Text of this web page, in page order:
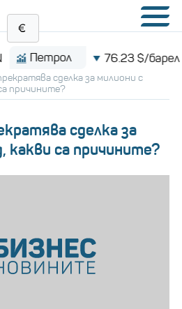
76.23 $/барел
сделка за милиони с
причините?
сделка за
какви са причините?